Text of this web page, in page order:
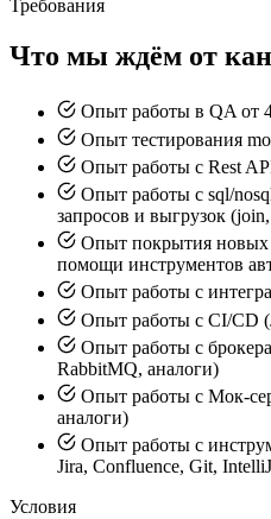
Требования
Что мы ждём от
Опыт работы в QA от
Опыт тестирования
Опыт работы с Rest
Опыт работы с sql/
запросов и выгрузок
Опыт покрытия новых
помощи инструментов
Опыт работы с
Опыт работы с CI/CD
Опыт работы с
RabbitMQ, аналоги)
Опыт работы с Мок-
аналоги)
Опыт работы с
Jira, Confluence, Git,
Условия